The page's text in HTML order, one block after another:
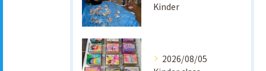
Kinder
2026/08/05